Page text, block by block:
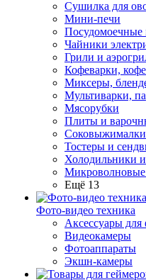
Сушилка для
Мини-печи
Чайники
Грили и
Кофеварки,
Миксеры,
Мультиварки,
Мясорубки
Плиты и
Соковыжималки
Тостеры и
Холодильники
Микроволновые
Ещё 13
Фото-видео техника
Аксессуары для
Видеокамеры
Фотоаппараты
Экшн-камеры